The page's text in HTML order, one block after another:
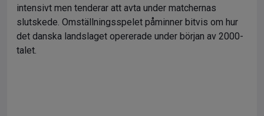
intensivt men tenderar att avta under matchernas
slutskede. Omställningsspelet påminner bitvis om hur
det danska landslaget opererade under början av 2000-
talet.